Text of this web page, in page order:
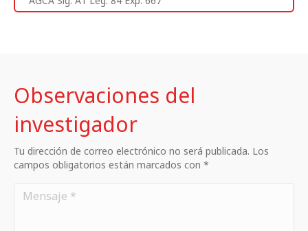
Observaciones del
investigador
Tu dirección de correo electrónico no será publicada. Los
campos obligatorios están marcados con *